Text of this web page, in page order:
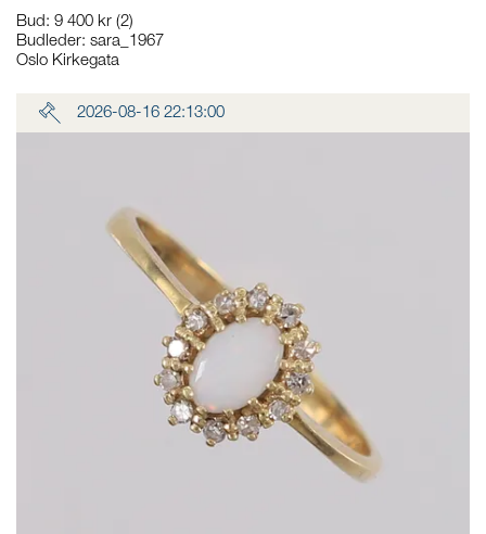
Bud: 9 400 kr (2)
Budleder: sara_1967
Oslo Kirkegata
2026-08-16 22:13:00